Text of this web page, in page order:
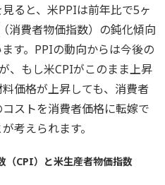
ると、米PPIは前年比で5ヶ
消費者物価指数）の鈍化傾向
す。PPIの動向からは今後の
、もし米CPIがこのまま上昇
価格が上昇しても、消費者
ストを消費者価格に転嫁で
考えられます。
（CPI）と米生産者物価指数